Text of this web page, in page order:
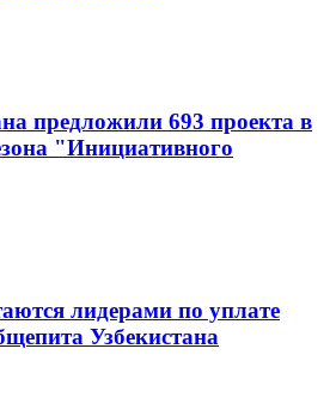
предложили 693 проекта в
"Инициативного
лидерами по уплате
Узбекистана